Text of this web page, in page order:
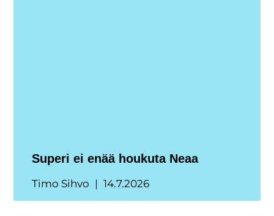
Superi ei enää houkuta Neaa
Timo Sihvo 14.7.2026